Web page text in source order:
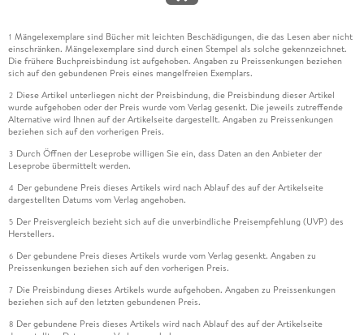
1 Mängelexemplare sind Bücher mit leichten Beschädigungen, die das Lesen aber nicht
einschränken. Mängelexemplare sind durch einen Stempel als solche gekennzeichnet.
Die frühere Buchpreisbindung ist aufgehoben. Angaben zu Preissenkungen beziehen
sich auf den gebundenen Preis eines mangelfreien Exemplars.
2 Diese Artikel unterliegen nicht der Preisbindung, die Preisbindung dieser Artikel
wurde aufgehoben oder der Preis wurde vom Verlag gesenkt. Die jeweils zutreffende
Alternative wird Ihnen auf der Artikelseite dargestellt. Angaben zu Preissenkungen
beziehen sich auf den vorherigen Preis.
3 Durch Öffnen der Leseprobe willigen Sie ein, dass Daten an den Anbieter der
Leseprobe übermittelt werden.
4 Der gebundene Preis dieses Artikels wird nach Ablauf des auf der Artikelseite
dargestellten Datums vom Verlag angehoben.
5 Der Preisvergleich bezieht sich auf die unverbindliche Preisempfehlung (UVP) des
Herstellers.
6 Der gebundene Preis dieses Artikels wurde vom Verlag gesenkt. Angaben zu
Preissenkungen beziehen sich auf den vorherigen Preis.
7 Die Preisbindung dieses Artikels wurde aufgehoben. Angaben zu Preissenkungen
beziehen sich auf den letzten gebundenen Preis.
8 Der gebundene Preis dieses Artikels wird nach Ablauf des auf der Artikelseite